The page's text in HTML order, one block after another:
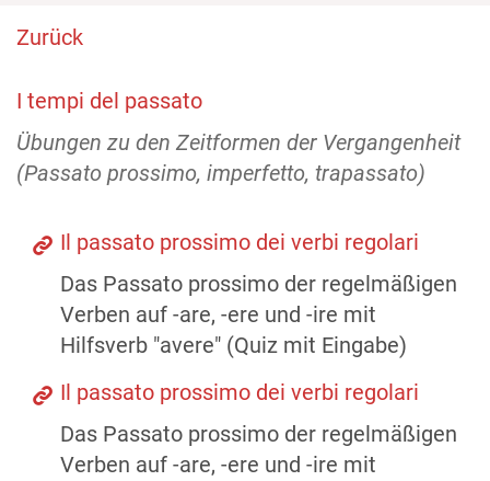
Zurück
I tempi del passato
Übungen zu den Zeitformen der Vergangenheit
(Passato prossimo, imperfetto, trapassato)
Il passato prossimo dei verbi regolari
Das Passato prossimo der regelmäßigen
Verben auf -are, -ere und -ire mit
Hilfsverb "avere" (Quiz mit Eingabe)
Il passato prossimo dei verbi regolari
Das Passato prossimo der regelmäßigen
Verben auf -are, -ere und -ire mit